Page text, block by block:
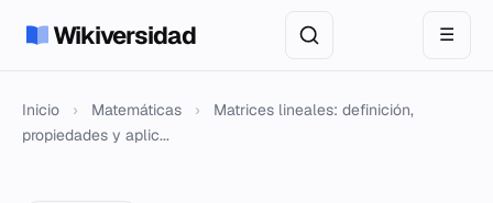
Wikiversidad ☰
Inicio › Matemáticas ›
Matrices lineales: definición,
propiedades y aplic...